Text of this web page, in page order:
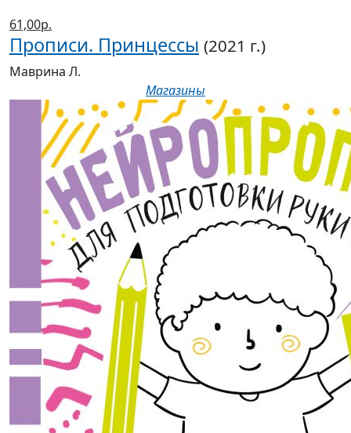
61,00р.
Прописи. Принцессы (2021 г.)
Маврина Л.
Магазины